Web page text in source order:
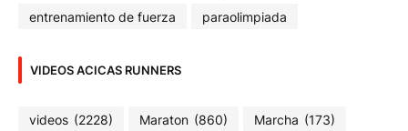
entrenamiento de fuerza
paraolimpiada
VIDEOS ACICAS RUNNERS
videos (2228) Maraton (860) Marcha (173)